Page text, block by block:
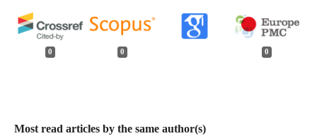
0 0 0
Most read articles by the same author(s)